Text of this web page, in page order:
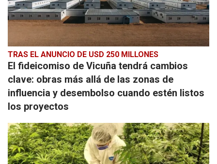
TRAS EL ANUNCIO DE USD 250 MILLONES
El fideicomiso de Vicuña tendrá cambios
clave: obras más allá de las zonas de
influencia y desembolso cuando estén listos
los proyectos